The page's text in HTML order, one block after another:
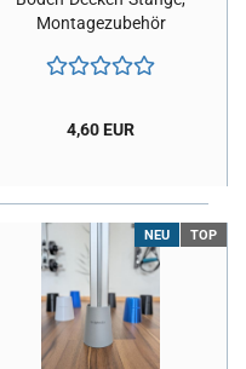
Mon­ta­ge­zu­be­hör
4,60 EUR
NEU TOP